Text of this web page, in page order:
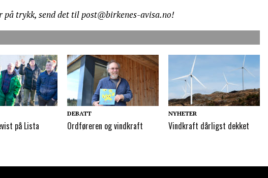
på trykk, send det til post@birkenes-avisa.no!
på Lista
DEBATT
Ordføreren og vindkraft
NYHETER
Vindkraft dårligst dekket